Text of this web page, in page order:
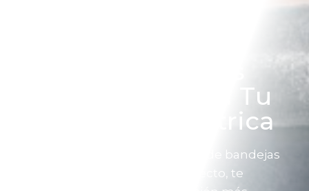
Portacables Para Tu
Instalación Eléctrica
Si alguno de nuestros sistemas de bandejas
portacables se ajusta a tu proyecto, te